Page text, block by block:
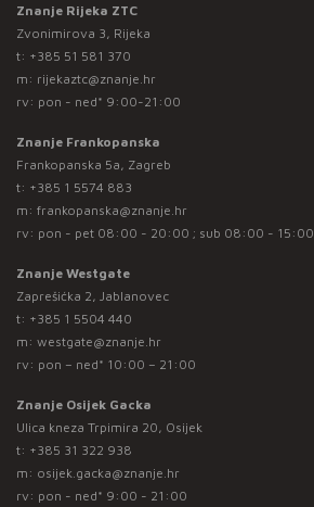
Znanje Rijeka ZTC
Zvonimirova 3, Rijeka
t: +385 51 581 370
m: rijekaztc@znanje.hr
rv: pon - ned* 9:00-21:00
Znanje Frankopanska
Frankopanska 5a, Zagreb
t: +385 1 5574 883
m: frankopanska@znanje.hr
rv: pon - pet 08:00 - 20:00 ; sub 08:00 - 15:00
Znanje Westgate
Zaprešićka 2, Jablanovec
t: +385 1 5504 440
m: westgate@znanje.hr
rv: pon – ned* 10:00 – 21:00
Znanje Osijek Gacka
Ulica kneza Trpimira 20, Osijek
t: +385 31 322 938
m: osijek.gacka@znanje.hr
rv: pon - ned* 9:00 - 21:00